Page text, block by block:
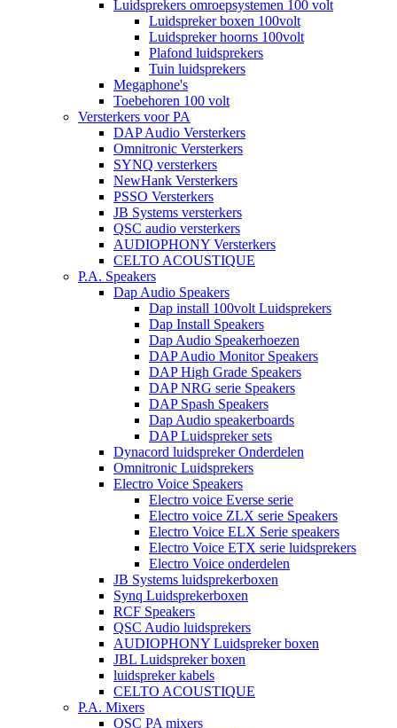
Luidsprekers omroepsystemen 100 volt
Luidspreker boxen 100volt
Luidspreker hoorns 100volt
Plafond luidsprekers
Tuin luidsprekers
Megaphone's
Toebehoren 100 volt
Versterkers voor PA
DAP Audio Versterkers
Omnitronic Versterkers
SYNQ versterkers
NewHank Versterkers
PSSO Versterkers
JB Systems versterkers
QSC audio versterkers
AUDIOPHONY Versterkers
CELTO ACOUSTIQUE
P.A. Speakers
Dap Audio Speakers
Dap install 100volt Luidsprekers
Dap Install Speakers
Dap Audio Speakerhoezen
DAP Audio Monitor Speakers
DAP High Grade Speakers
DAP NRG serie Speakers
DAP Spash Speakers
Dap Audio speakerboards
DAP Luidspreker sets
Dynacord luidspreker Onderdelen
Omnitronic Luidsprekers
Electro Voice Speakers
Electro voice Everse serie
Electro voice ZLX serie Speakers
Electro Voice ELX Serie speakers
Electro Voice ETX serie luidsprekers
Electro Voice onderdelen
JB Systems luidsprekerboxen
Synq Luidsprekerboxen
RCF Speakers
QSC Audio luidsprekers
AUDIOPHONY Luidspreker boxen
JBL Luidspreker boxen
luidspreker kabels
CELTO ACOUSTIQUE
P.A. Mixers
QSC PA mixers